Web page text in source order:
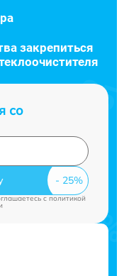
закрепиться
со
cполитикой